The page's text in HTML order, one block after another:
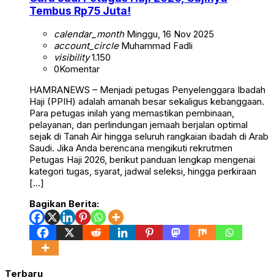
Tembus Rp75 Juta!
calendar_monthMinggu, 16 Nov 2025
account_circleMuhammad Fadli
visibility1.150
0Komentar
HAMRANEWS – Menjadi petugas Penyelenggara Ibadah
Haji (PPIH) adalah amanah besar sekaligus kebanggaan.
Para petugas inilah yang memastikan pembinaan,
pelayanan, dan perlindungan jemaah berjalan optimal
sejak di Tanah Air hingga seluruh rangkaian ibadah di Arab
Saudi. Jika Anda berencana mengikuti rekrutmen
Petugas Haji 2026, berikut panduan lengkap mengenai
kategori tugas, syarat, jadwal seleksi, hingga perkiraan
[…]
Bagikan Berita:
Terbaru